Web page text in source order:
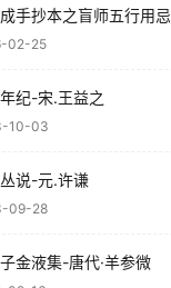
手抄本之盲师五行用忌
02-25
纪-宋.王益之
10-03
说-元.许谦
09-28
金液集-唐代·羊参微